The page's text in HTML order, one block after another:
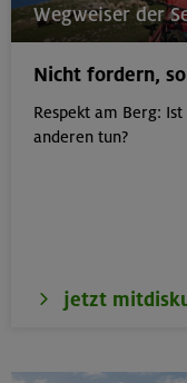
21.08.26
Klettertreff
22./23.08.26
Wegweiser der
Nicht fordern,
Respekt am Berg:
anderen tun?
jetzt